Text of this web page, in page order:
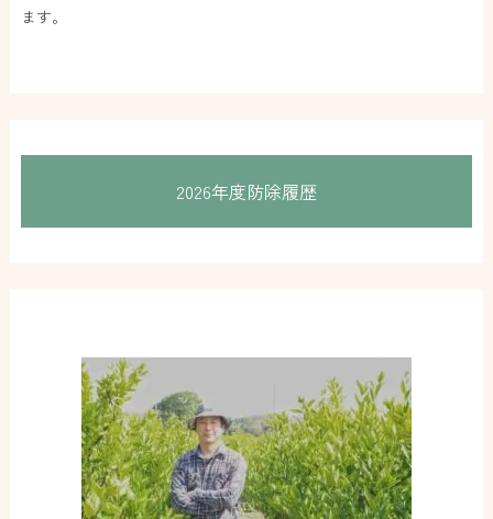
ます。
2026年度防除履歴